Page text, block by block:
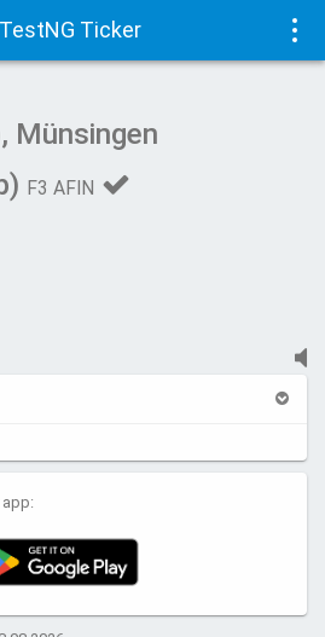
Ticker
Münsingen
F3 AFIN